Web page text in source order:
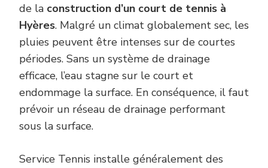
de la construction d’un court de tennis à
Hyères. Malgré un climat globalement sec, les
pluies peuvent être intenses sur de courtes
périodes. Sans un système de drainage
efficace, l’eau stagne sur le court et
endommage la surface. En conséquence, il faut
prévoir un réseau de drainage performant
sous la surface.
Service Tennis installe généralement des